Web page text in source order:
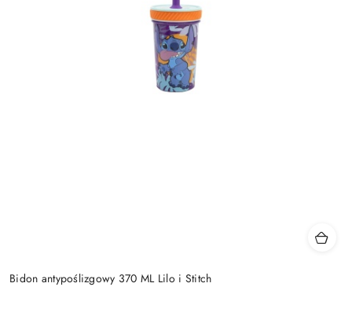
Bidon antypoślizgowy 370 ML Lilo i Stitch